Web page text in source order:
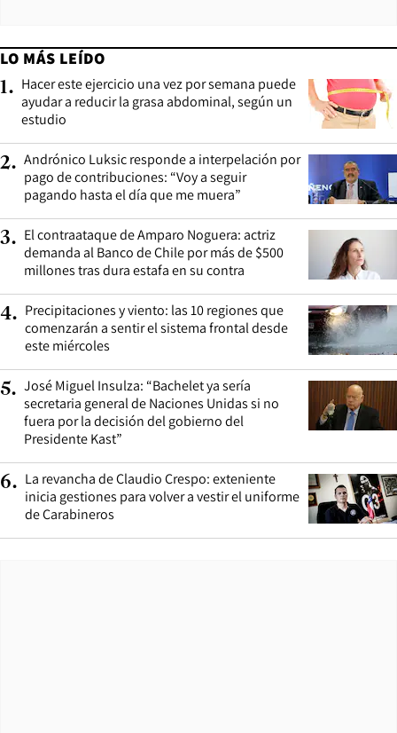
LO MÁS LEÍDO
1. Hacer este ejercicio una vez por semana puede
ayudar a reducir la grasa abdominal, según un
estudio
2. Andrónico Luksic responde a interpelación por
pago de contribuciones: “Voy a seguir
pagando hasta el día que me muera”
3. El contraataque de Amparo Noguera: actriz
demanda al Banco de Chile por más de $500
millones tras dura estafa en su contra
4. Precipitaciones y viento: las 10 regiones que
comenzarán a sentir el sistema frontal desde
este miércoles
5. José Miguel Insulza: “Bachelet ya sería
secretaria general de Naciones Unidas si no
fuera por la decisión del gobierno del
Presidente Kast”
6. La revancha de Claudio Crespo: exteniente
inicia gestiones para volver a vestir el uniforme
de Carabineros